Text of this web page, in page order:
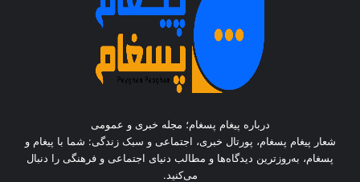
درباره پیغام پسغام؛ مجله خبری و عمومی
شعار پیغام پسغام، پورتال خبری، اجتماعی و سبک زندگی: شما با پیغام و
پسغام، به‌روزترین دیدگاه‌ها و مطالب دنیای اجتماعی و فرهنگی را دنبال
می‌کنید.